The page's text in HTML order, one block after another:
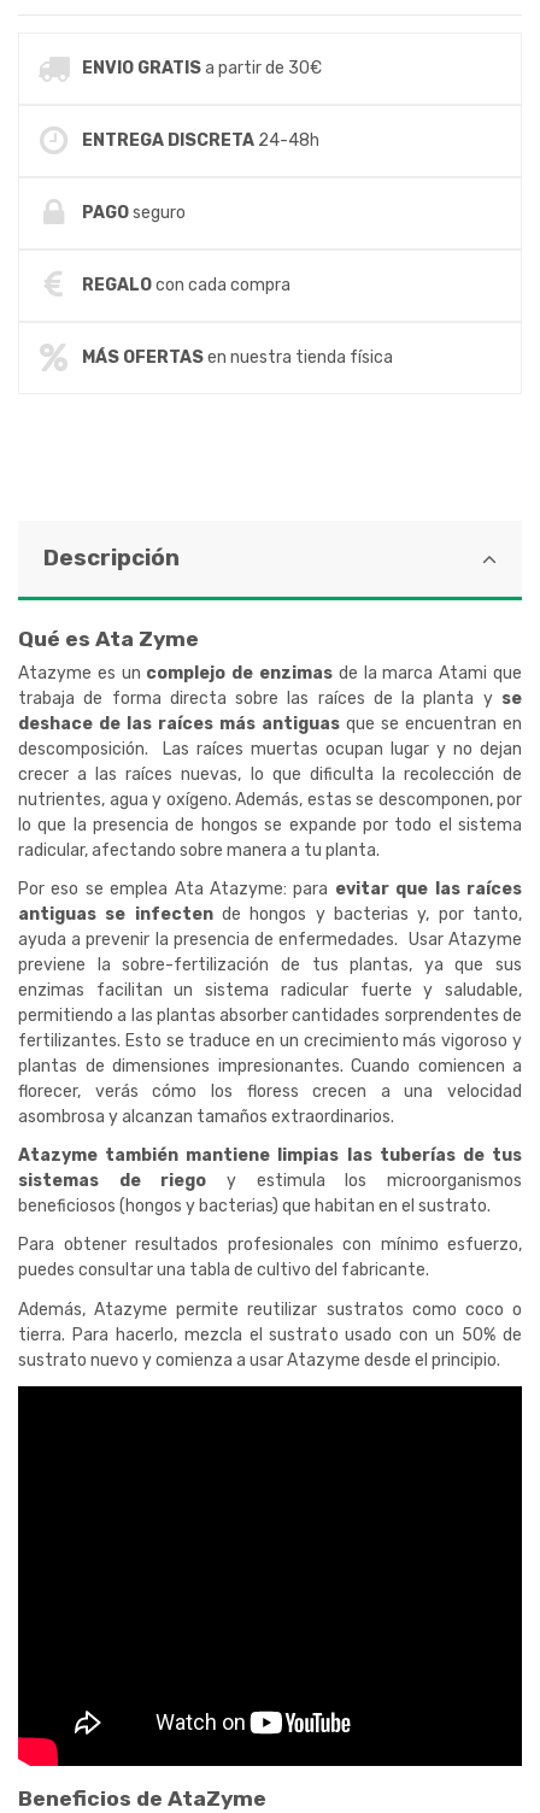
ENVIO GRATISa partir de 30€
ENTREGA DISCRETA 24-48h
PAGOseguro
REGALOcon cada compra
MÁS OFERTASen nuestra tienda física
Descripción
Qué es Ata Zyme
Atazyme es un complejo de enzimas de la marca Atami que
trabaja de forma directa sobre las raíces de la planta y se
deshace de las raíces más antiguas que se encuentran en
descomposición. Las raíces muertas ocupan lugar y no dejan
crecer a las raíces nuevas, lo que dificulta la recolección de
nutrientes, agua y oxígeno. Además, estas se descomponen, por
lo que la presencia de hongos se expande por todo el sistema
radicular, afectando sobre manera a tu planta.
Por eso se emplea Ata Atazyme: para evitar que las raíces
antiguas se infectende hongos y bacterias y, por tanto,
ayuda a prevenir la presencia de enfermedades. Usar Atazyme
previene la sobre-fertilización de tus plantas, ya que sus
enzimas facilitan un sistema radicular fuerte y saludable,
permitiendo a las plantas absorber cantidades sorprendentes de
fertilizantes. Esto se traduce en un crecimiento más vigoroso y
plantas de dimensiones impresionantes. Cuando comiencen a
florecer, verás cómo los floress crecen a una velocidad
asombrosa y alcanzan tamaños extraordinarios.
Atazyme también mantiene limpias las tuberías de tus
sistemas de riego y estimula los microorganismos
beneficiosos (hongos y bacterias) que habitan en el sustrato.
Para obtener resultados profesionales con mínimo esfuerzo,
puedes consultar una tabla de cultivo del fabricante.
Además, Atazyme permite reutilizar sustratos como coco o
tierra. Para hacerlo, mezcla el sustrato usado con un 50% de
sustrato nuevo y comienza a usar Atazyme desde el principio.
Beneficios de AtaZyme